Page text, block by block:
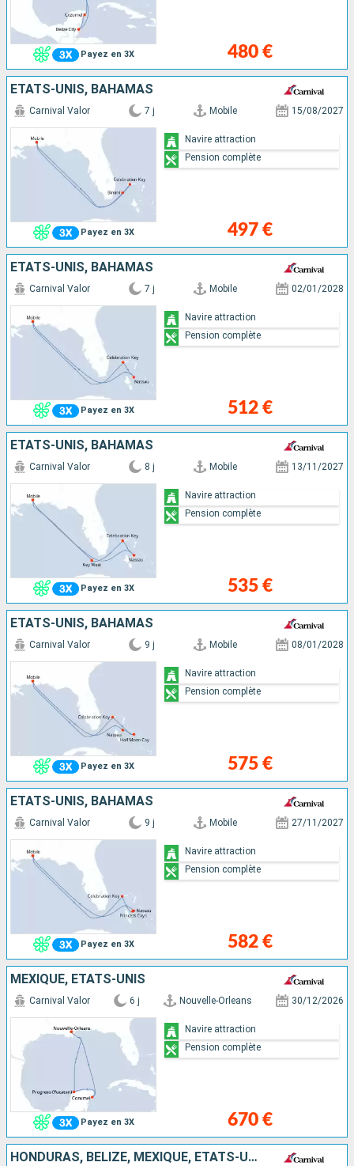
Payez en 3X 480 €
ÉTATS-UNIS, BAHAMAS
Payez en 3X
Carnival Valor 7 j Mobile 15/08/2027
497 €
Navire attraction
Pension complète
ÉTATS-UNIS, BAHAMAS
Payez en 3X
Carnival Valor 7 j Mobile 02/01/2028
512 €
Navire attraction
Pension complète
ÉTATS-UNIS, BAHAMAS
Payez en 3X
Carnival Valor 8 j Mobile 13/11/2027
535 €
Navire attraction
Pension complète
ÉTATS-UNIS, BAHAMAS
Payez en 3X
Carnival Valor 9 j Mobile 08/01/2028
575 €
Navire attraction
Pension complète
ÉTATS-UNIS, BAHAMAS
Payez en 3X
Carnival Valor 9 j Mobile 27/11/2027
582 €
Navire attraction
Pension complète
MEXIQUE, ÉTATS-UNIS
Payez en 3X
Carnival Valor 6 j Nouvelle-Orleans 30/12/2026
670 €
Navire attraction
Pension complète
HONDURAS, BELIZE, MEXIQUE, ÉTATS-UNIS